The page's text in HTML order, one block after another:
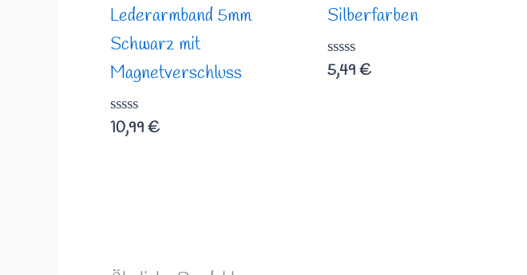
Lederarmband 5mm
Schwarz mit
Magnetverschluss
Bewertet
mit
10,99€
Silberfarben
Bewertet
mit
5,49€